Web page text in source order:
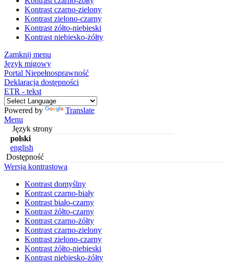
Kontrast czarno-zielony
Kontrast zielono-czarny
Kontrast żółto-niebieski
Kontrast niebiesko-żółty
Zamknij menu
Język migowy
Portal Niepełnosprawność
Deklaracja dostępności
ETR - tekst
Powered by
Translate
Menu
Język strony
polski
english
Dostępność
Wersja kontrastowa
Kontrast domyślny
Kontrast czarno-biały
Kontrast biało-czarny
Kontrast żółto-czarny
Kontrast czarno-żółty
Kontrast czarno-zielony
Kontrast zielono-czarny
Kontrast żółto-niebieski
Kontrast niebiesko-żółty